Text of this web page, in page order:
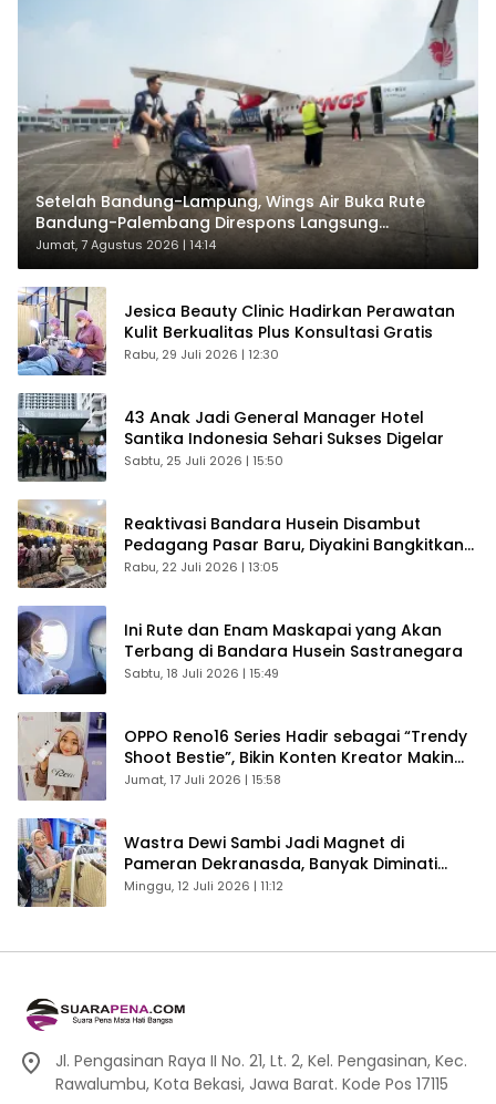
Setelah Bandung-Lampung, Wings Air Buka Rute
Bandung-Palembang Direspons Langsung
Penumpang
Jumat, 7 Agustus 2026 | 14:14
Jesica Beauty Clinic Hadirkan Perawatan
Kulit Berkualitas Plus Konsultasi Gratis
Rabu, 29 Juli 2026 | 12:30
43 Anak Jadi General Manager Hotel
Santika Indonesia Sehari Sukses Digelar
Sabtu, 25 Juli 2026 | 15:50
Reaktivasi Bandara Husein Disambut
Pedagang Pasar Baru, Diyakini Bangkitkan
Kembali Ekonomi Bandung
Rabu, 22 Juli 2026 | 13:05
Ini Rute dan Enam Maskapai yang Akan
Terbang di Bandara Husein Sastranegara
Sabtu, 18 Juli 2026 | 15:49
OPPO Reno16 Series Hadir sebagai “Trendy
Shoot Bestie”, Bikin Konten Kreator Makin
Betah
Jumat, 17 Juli 2026 | 15:58
Wastra Dewi Sambi Jadi Magnet di
Pameran Dekranasda, Banyak Diminati
Pengunjung
Minggu, 12 Juli 2026 | 11:12
Jl. Pengasinan Raya II No. 21, Lt. 2, Kel. Pengasinan, Kec.
Rawalumbu, Kota Bekasi, Jawa Barat. Kode Pos 17115